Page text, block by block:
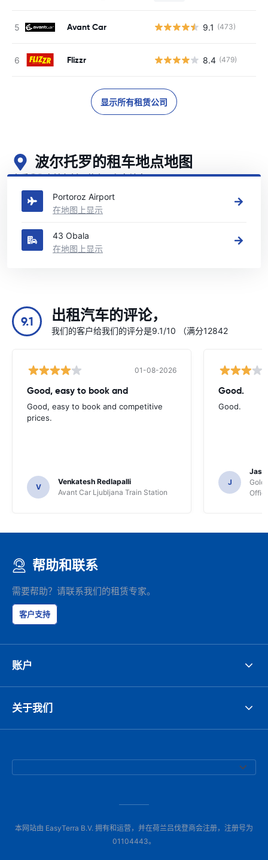
Avant Car 9.1 (473)
Flizzr 8.4 (479)
显示所有租赁公司
波尔托罗的租车地点地图
查看我们在波尔托罗的主要租车地点
Portoroz Airport
在地图上显示
43 Obala
在地图上显示
9.1 出租汽车的评论，
我们的客户给我们的评分是9.1/10 （满分12842
01-08-2026
Good, easy to book and
Good, easy to book and competitive
prices.
V
Venkatesh Redlapalli
Avant Car Ljubljana Train Station
Good.
Good.
J
帮助和联系
需要帮助？请联系我们的租赁专家。
客户支持
账户
关于我们
本网站由 EasyTerra B.V. 拥有和运营，并在荷兰吕伐登商会注册，注册号为
01104443。